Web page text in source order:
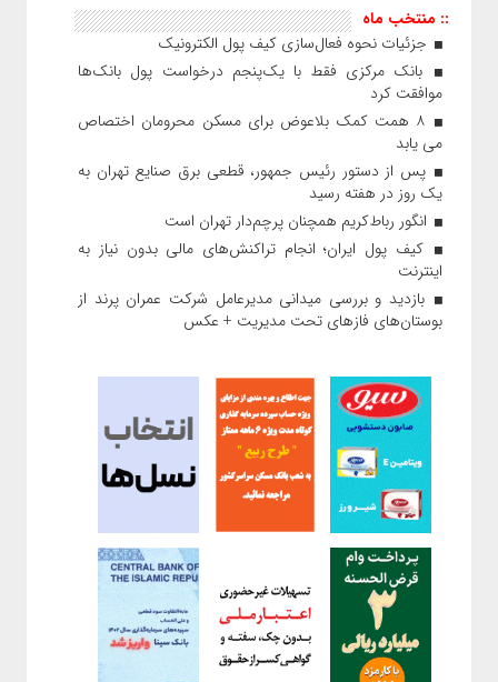
:: منتخب ماه
جزئیات نحوه فعال‌سازی کیف پول الکترونیک
بانک مرکزی فقط با یک‌‎پنجم درخواست پول بانک‌ها
موافقت کرد
۸ همت کمک بلاعوض برای مسکن محرومان اختصاص
می یابد
پس از دستور رئیس‌ جمهور، قطعی برق صنایع تهران به
یک روز در هفته رسید
انگور رباط‌کریم همچنان پرچم‌دار تهران است
کیف پول ایران؛ انجام تراکنش‌های مالی بدون نیاز به
اینترنت
بازدید و بررسی میدانی مدیرعامل شرکت عمران پرند از
بوستان‌های فازهای تحت مدیریت + عکس